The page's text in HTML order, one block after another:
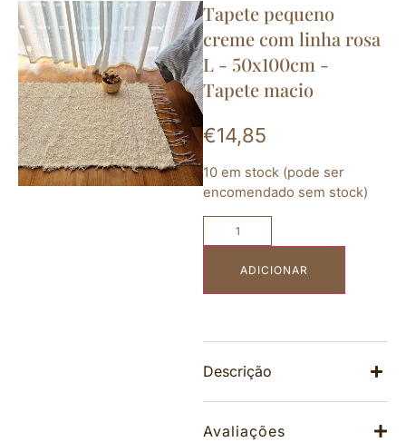
Tapete pequeno
creme com linha rosa
L - 50x100cm -
Tapete macio
€14,85
10 em stock (pode ser
encomendado sem stock)
ADICIONAR
Descrição
Avaliações